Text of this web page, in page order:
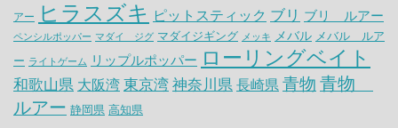
アー ヒラスズキ ピットスティック ブリ ブリ ルアー
ペンシルポッパー マダイ ジグ マダイジギング メッキ メバル メバル ルア
ー ライトゲーム リップルポッパー ローリングベイト
和歌山県 大阪湾 東京湾 神奈川県 長崎県 青物 青物
ルアー 静岡県 高知県